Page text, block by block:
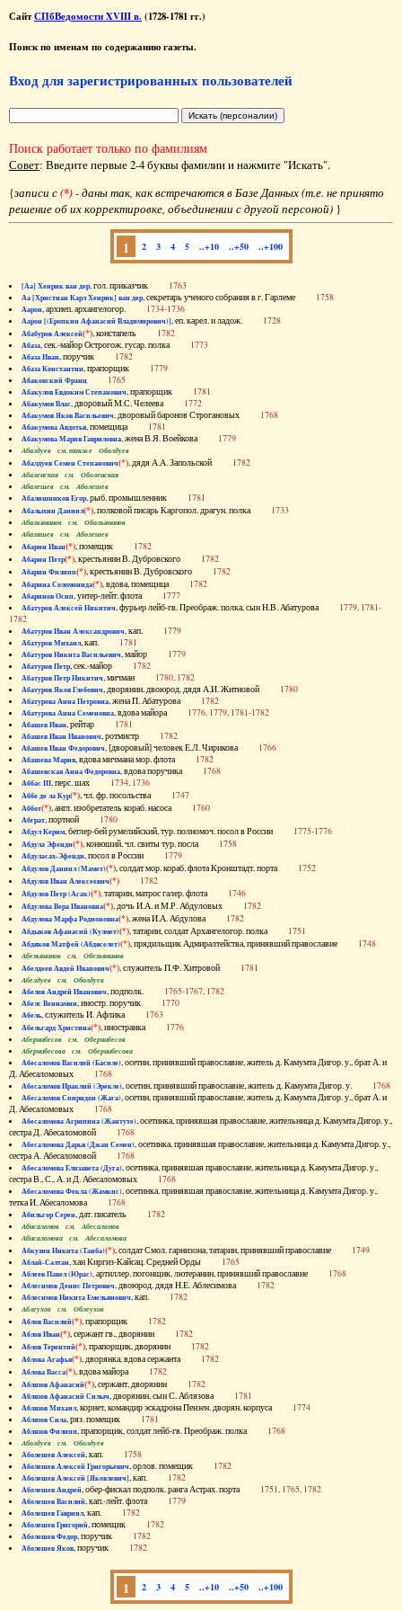
СайтСПбВедомости XVIII в. (1728-1781 гг.)
Поиск по именам по содержанию газеты.
Вход для зарегистрированных пользователей
Поиск работает только по фамилиям
Совет: Введите первые 2-4 буквы фамилии и нажмите "Искать".
{записи с(*)- даны так, как встречаются в Базе Данных (т.е. не принято
решение об их корректировке, объединении с другой персоной) }
1 2 3 4 5 ..+10 ..+50 ..+100
[Аа] Хенрик ван дер, гол. приказчик 1763
Аа [Христиан Карл Хенрик] ван дер, секретарь ученого собрания в г. Гарлеме 1758
Аарон, архиеп. архангелогор. 1734-1736
Аарон [(Еропкин Афанасий Владимирович)], еп. карел. и ладож. 1728
Абабуров Алексей(*), констапель 1782
Абаза, сек.-майор Острогож. гусар. полка 1773
Абаза Иван, поручик 1782
Абаза Константин, прапорщик 1779
Абаковский Франц 1765
Абакулов Евдоким Степанович, прапорщик 1781
Абакумов Влас, дворовый М.С. Челеева 1772
Абакумов Яков Васильевич, дворовый баронов Строгановых 1768
Абакумова Авдотья, помещица 1781
Абакумова Мария Гавриловна, жена В.Я. Воейкова 1779
Абалдуев см. также Оболдуев
Абалдуев Семен Степанович(*), дядя А.А. Запольской 1782
Абаленская см. Оболенская
Абалешев см. Аболешев
Абалишников Егор, рыб. промышленник 1781
Абалыхин Даниил(*), полковой писарь Каргопол. драгун. полка 1733
Абальянинов см. Обольянинов
Абаляшев см. Аболешев
Абарин Иван(*), помещик 1782
Абарин Петр(*), крестьянин В. Дубровского 1782
Абарин Филипп(*), крестьянин В. Дубровского 1782
Абарина Соломонида(*), вдова, помещица 1782
Абаринов Осип, унтер-лейт. флота 1777
Абатуров Алексей Никитич, фурьер лейб-гв. Преображ. полка, сын Н.В. Абатурова 1779, 1781-
1782
Абатуров Иван Александрович, кап. 1779
Абатуров Михаил, кап. 1781
Абатуров Никита Васильевич, майор 1779
Абатуров Петр, сек.-майор 1782
Абатуров Петр Никитич, мичман 1780, 1782
Абатуров Яков Глебович, дворянин, двоюрод. дядя А.И. Житновой 1780
Абатурова Анна Петровна, жена П. Абатурова 1782
Абатурова Анна Семеновна, вдова майора 1776, 1779, 1781-1782
Абашев Иван, рейтар 1781
Абашев Иван Иванович, ротмистр 1782
Абашев Иван Федорович, [дворовый] человек Е.Л. Чирикова 1766
Абашева Мария, вдова мичмана мор. флота 1782
Абашевская Анна Федоровна, вдова поручика 1768
Аббас III, перс. шах 1734, 1736
Аббе де ла Кур(*), чл. фр. посольства 1747
Аббот(*), англ. изобретатель кораб. насоса 1760
Абграт, портной 1780
Абдул Керим, беглер-бей румелийский, тур. полномоч. посол в России 1775-1776
Абдула Эфенди(*), конюший, чл. свиты тур. посла 1758
Абдуласах-Эфенди, посол в России 1779
Абдулов Даниил (Мамет)(*), солдат мор. кораб. флота Кронштадт. порта 1752
Абдулов Иван Алексеевич(*) 1782
Абдулов Петр (Асак)(*), татарин, матрос галер. флота 1746
Абдулова Вера Ивановна(*), дочь И.А. и М.Р. Абдуловых 1782
Абдулова Марфа Родионовна(*), жена И.А. Абдулова 1782
Абдыков Афанасий (Кулмет)(*), татарин, солдат Архангелогор. полка 1751
Абдяков Матфей (Абдяселет)(*), прядильщик Адмиралтейства, принявший православие 1748
Абезьянинов см. Обезьянинов
Абелдеев Авдей Иванович(*), служитель П.Ф. Хитровой 1781
Абелдуев см. Оболдуев
Абелов Андрей Иванович, подполк. 1765-1767, 1782
Абелс Вениамин, иностр. поручик 1770
Абель, служитель И. Афлика 1763
Абельгард Христина(*), иностранка 1776
Абернибесов см. Обернибесов
Абернибесова см. Обернибесова
Абесаломов Василий (Басиле), осетин, принявший православие, житель д. Камумта Дигор. у., брат А. и
Д. Абесаломовых 1768
Абесаломов Ираклий (Эрекле), осетин, принявший православие, житель д. Камумта Дигор. у. 1768
Абесаломов Спиридон (Жага), осетин, принявший православие, житель д. Камумта Дигор. у., брат А. и
Д. Абесаломовых 1768
Абесаломова Агрипина (Жантуте), осетинка, принявшая православие, жительница д. Камумта Дигор. у.,
сестра Д. Абесаломовой 1768
Абесаломова Дарья (Джан Семен), осетинка, принявшая православие, жительница д. Камумта Дигор. у.,
сестра А. Абесаломовой 1768
Абесаломова Елизавета (Дуга), осетинка, принявшая православие, жительница д. Камумта Дигор. у.,
сестра В., С., А. и Д. Абесаломовых 1768
Абесаломова Фекла (Жамкис), осетинка, принявшая православие, жительница д. Камумта Дигор. у.,
тетка И. Абесаломова 1768
Абильгор Серен, дат. писатель 1782
Абисаломов см. Абесаломов
Абисаломова см. Абесаломова
Абкузин Никита (Танба)(*), солдат Смол. гарнизона, татарин, принявший православие 1749
Аблай-Салтан, хан Киргиз-Кайсац. Средней Орды 1765
Аблеев Павел (Юрас), артиллер. погонщик, лютеранин, принявший православие 1768
Аблесимов Денис Петрович, двоюрод. дядя Н.Е. Аблесимова 1782
Аблесимов Никита Емельянович, кап. 1782
Аблеухов см. Облеухов
Аблов Василий(*), прапорщик 1782
Аблов Иван(*), сержант гв., дворянин 1782
Аблов Терентий(*), прапорщик, дворянин 1782
Аблова Агафья(*), дворянка, вдова сержанта 1782
Аблова Васса(*), вдова майора 1782
Аблязов Афанасий(*), сержант, дворянин 1782
Аблязов Афанасий Силыч, дворянин, сын С. Аблязова 1781
Аблязов Михаил, корнет, командир эскадрона Пензен. дворян. корпуса 1774
Аблязов Сила, ряз. помещик 1781
Аблязов Филипп, прапорщик, солдат лейб-гв. Преображ. полка 1768
Аболдуев см. Оболдуев
Аболешев Алексей, кап. 1758
Аболешев Алексей Григорьевич, орлов. помещик 1782
Аболешев Алексей [Яковлевич], кап. 1782
Аболешев Андрей, обер-фискал подполк. ранга Астрах. порта 1751, 1765, 1782
Аболешев Василий, кап.-лейт. флота 1779
Аболешев Гавриил, кап. 1782
Аболешев Григорий, помещик 1782
Аболешев Федор, поручик 1782
Аболешев Яков, поручик 1782
1 2 3 4 5 ..+10 ..+50 ..+100